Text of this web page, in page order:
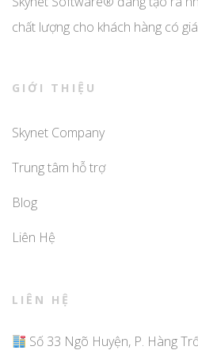
chất lượng cho khách hàng có
GIỚI THIỆU
Skynet Company
Trung tâm hỗ trợ
Blog
Liên Hệ
LIÊN HỆ
Số 33 Ngõ Huyện, P. Hàng